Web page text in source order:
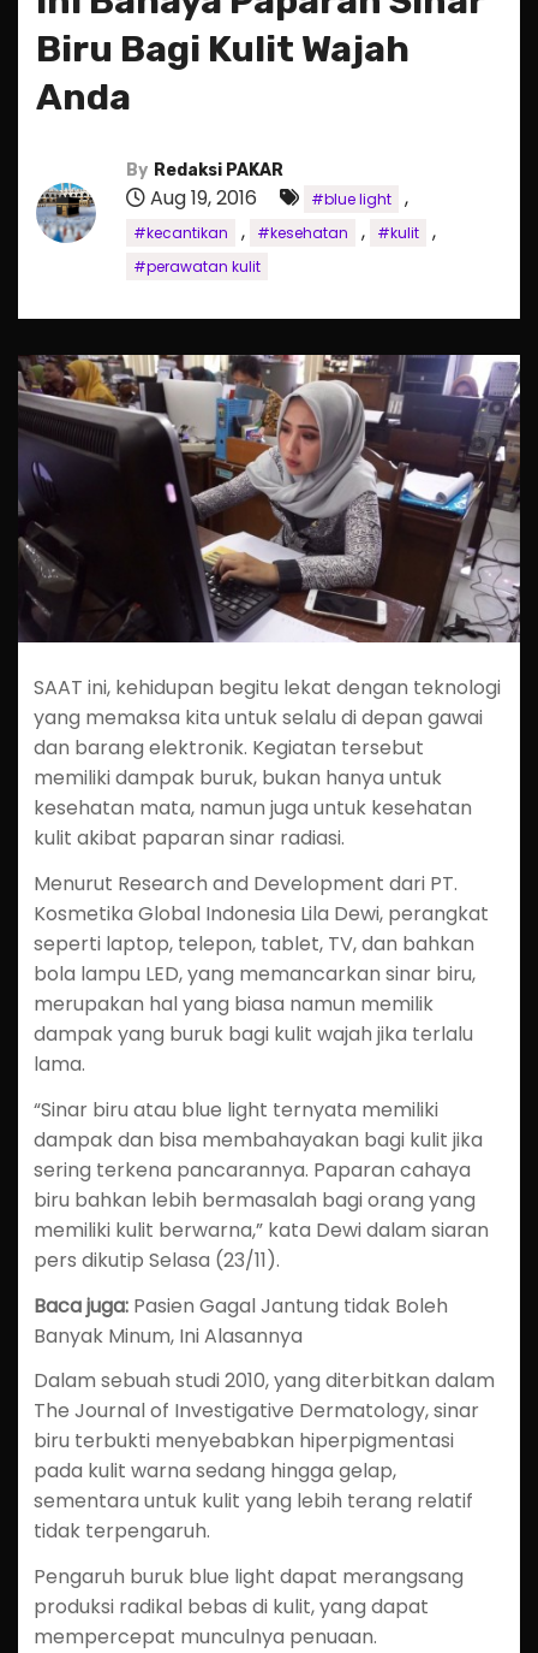
Biru Bagi Kulit Wajah
Anda
By Redaksi PAKAR
Aug 19, 2016 #blue light ,
#kecantikan , #kesehatan , #kulit ,
#perawatan kulit
SAAT ini, kehidupan begitu lekat dengan teknologi
yang memaksa kita untuk selalu di depan gawai
dan barang elektronik. Kegiatan tersebut
memiliki dampak buruk, bukan hanya untuk
kesehatan mata, namun juga untuk kesehatan
kulit akibat paparan sinar radiasi.
Menurut Research and Development dari PT.
Kosmetika Global Indonesia Lila Dewi, perangkat
seperti laptop, telepon, tablet, TV, dan bahkan
bola lampu LED, yang memancarkan sinar biru,
merupakan hal yang biasa namun memilik
dampak yang buruk bagi kulit wajah jika terlalu
lama.
“Sinar biru atau blue light ternyata memiliki
dampak dan bisa membahayakan bagi kulit jika
sering terkena pancarannya. Paparan cahaya
biru bahkan lebih bermasalah bagi orang yang
memiliki kulit berwarna,” kata Dewi dalam siaran
pers dikutip Selasa (23/11).
Baca juga: Pasien Gagal Jantung tidak Boleh
Banyak Minum, Ini Alasannya
Dalam sebuah studi 2010, yang diterbitkan dalam
The Journal of Investigative Dermatology, sinar
biru terbukti menyebabkan hiperpigmentasi
pada kulit warna sedang hingga gelap,
sementara untuk kulit yang lebih terang relatif
tidak terpengaruh.
Pengaruh buruk blue light dapat merangsang
produksi radikal bebas di kulit, yang dapat
mempercepat munculnya penuaan.